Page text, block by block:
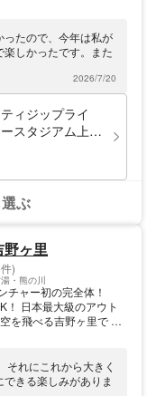
たので、今年は私が
しかったです。また
2026/7/20
ィジップライ
スタジアム上空
ぶ
野ヶ里
)
・熊の川
チャー初の完全体！
！ 日本最大級のアウト
を飛べる吉野ヶ里で 森
ンツが楽しめる！ フ
ャー・吉野ヶ里はお子様
それにこれから大きく
きる楽しみがありま